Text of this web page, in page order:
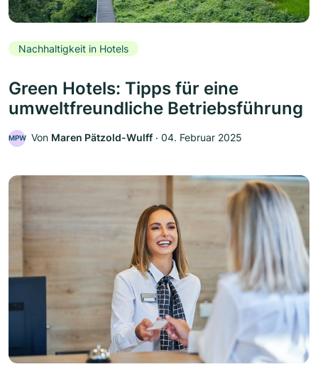
Nachhaltigkeit in Hotels
Green Hotels: Tipps für eine
umweltfreundliche Betriebsführung
MPW Von Maren Pätzold-Wulff ‧ 04. Februar 2025